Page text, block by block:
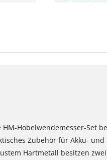
Hobelwendemesser-Set
Zubehör für Akku-
Hartmetall besitzen